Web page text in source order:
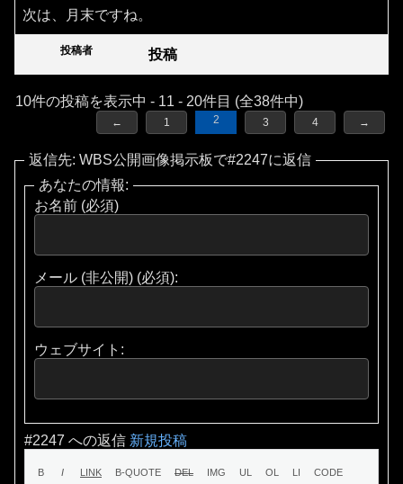
次は、月末ですね。
投稿者 投稿
10件の投稿を表示中 - 11 - 20件目 (全38件中)
← 1 2 3 4 →
返信先: WBS公開画像掲示板で#2247に返信
あなたの情報:
お名前 (必須)
メール (非公開) (必須):
ウェブサイト:
#2247 への返信 新規投稿